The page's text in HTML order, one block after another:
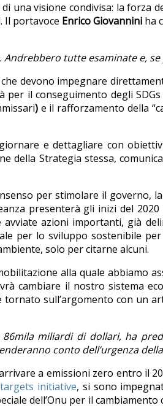
una visione condivisa: la forza
Il portavoce Enrico Giovannini ha
tutte esaminate e,
devono impegnare
il conseguimento degli
) e il rafforzamento della
e dettagliare con
Strategia stessa,
per stimolare il governo,
presenterà gli inizi del
azioni importanti, già
per lo sviluppo sostenibile
solo per citarne alcuni.
alla quale abbiamo
cambiare il nostro sistema
tornato sull’argomento con un
miliardi di dollari, ha
conto dell’urgenza
a emissioni zero entro il
initiative, si sono
dell’Onu per il